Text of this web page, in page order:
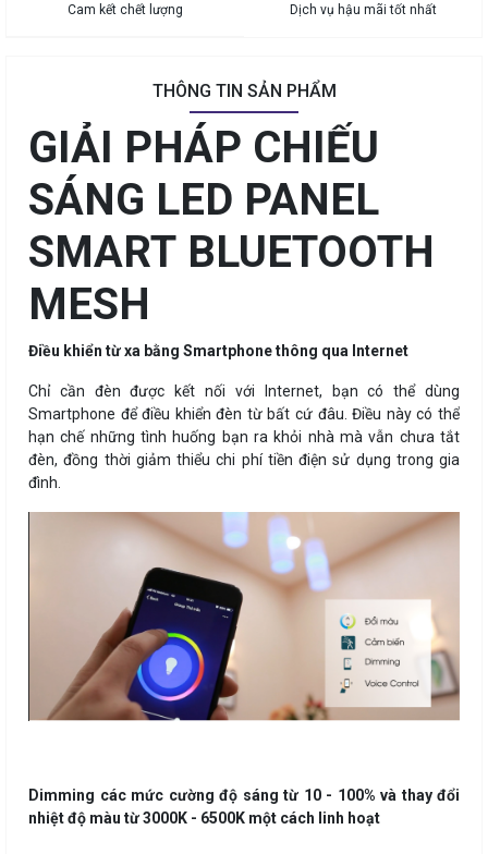
Cam kết chết lượng Dịch vụ hậu mãi tốt nhất
THÔNG TIN SẢN PHẨM
GIẢI PHÁP CHIẾU
SÁNG LED PANEL
SMART BLUETOOTH
MESH
Điều khiển từ xa bằng Smartphone thông qua Internet
Chỉ cần đèn được kết nối với Internet, bạn có thể dùng
Smartphone để điều khiển đèn từ bất cứ đâu. Điều này có thể
hạn chế những tình huống bạn ra khỏi nhà mà vẫn chưa tắt
đèn, đồng thời giảm thiểu chi phí tiền điện sử dụng trong gia
đình.
Dimming các mức cường độ sáng từ 10 - 100% và thay đổi
nhiệt độ màu từ 3000K - 6500K một cách linh hoạt